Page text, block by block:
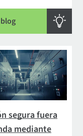
segura fuera
mediante